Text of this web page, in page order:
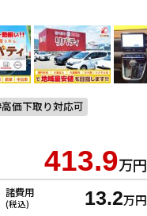
高価下取り対応可
413.9万円
諸費用
(税込) 13.2万円